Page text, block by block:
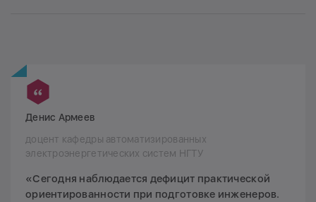
Денис Армеев
доцент кафедры автоматизированных
электроэнергетических систем НГТУ
«Сегодня наблюдается дефицит практической
ориентированности при подготовке инженеров.